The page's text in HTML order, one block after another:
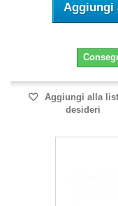
Aggiungi
Aggiungi alla
desideri